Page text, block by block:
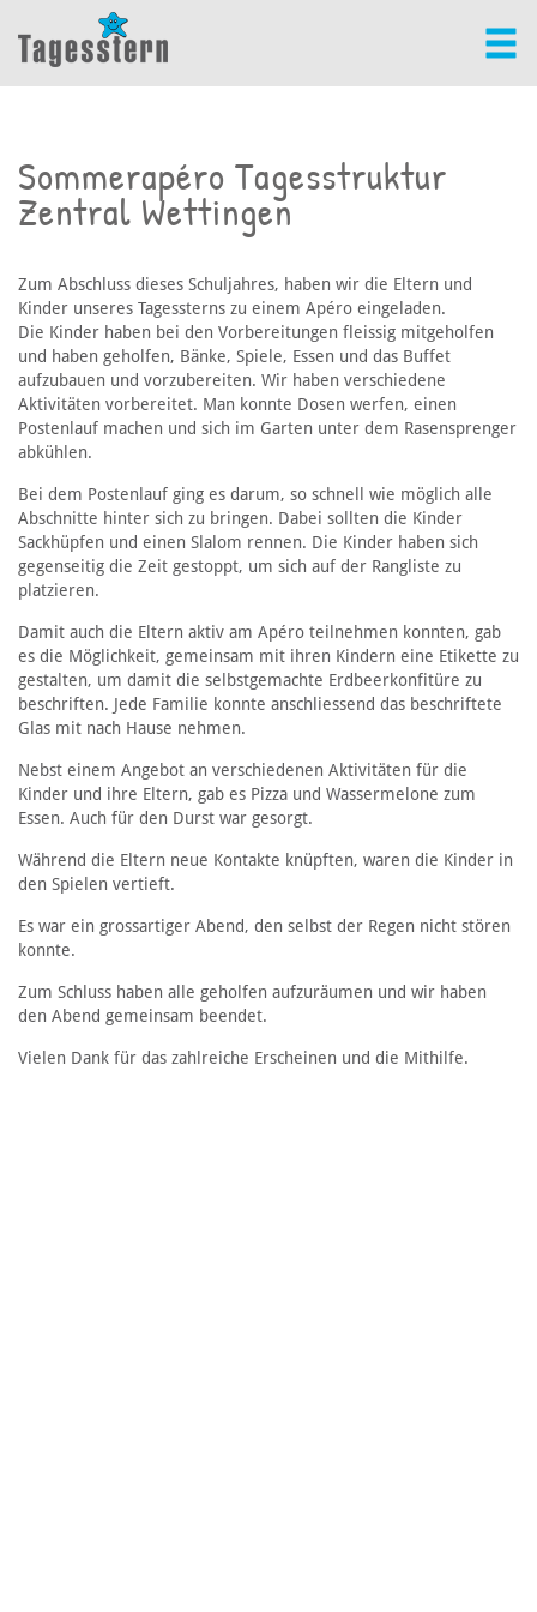
Sommerapéro Tagesstruktur
Zentral Wettingen
Zum Abschluss dieses Schuljahres, haben wir die Eltern und
Kinder unseres Tagessterns zu einem Apéro eingeladen.
Die Kinder haben bei den Vorbereitungen fleissig mitgeholfen
und haben geholfen, Bänke, Spiele, Essen und das Buffet
aufzubauen und vorzubereiten. Wir haben verschiedene
Aktivitäten vorbereitet. Man konnte Dosen werfen, einen
Postenlauf machen und sich im Garten unter dem Rasensprenger
abkühlen.
Bei dem Postenlauf ging es darum, so schnell wie möglich alle
Abschnitte hinter sich zu bringen. Dabei sollten die Kinder
Sackhüpfen und einen Slalom rennen. Die Kinder haben sich
gegenseitig die Zeit gestoppt, um sich auf der Rangliste zu
platzieren.
Damit auch die Eltern aktiv am Apéro teilnehmen konnten, gab
es die Möglichkeit, gemeinsam mit ihren Kindern eine Etikette zu
gestalten, um damit die selbstgemachte Erdbeerkonfitüre zu
beschriften. Jede Familie konnte anschliessend das beschriftete
Glas mit nach Hause nehmen.
Nebst einem Angebot an verschiedenen Aktivitäten für die
Kinder und ihre Eltern, gab es Pizza und Wassermelone zum
Essen. Auch für den Durst war gesorgt.
Während die Eltern neue Kontakte knüpften, waren die Kinder in
den Spielen vertieft.
Es war ein grossartiger Abend, den selbst der Regen nicht stören
konnte.
Zum Schluss haben alle geholfen aufzuräumen und wir haben
den Abend gemeinsam beendet.
Vielen Dank für das zahlreiche Erscheinen und die Mithilfe.